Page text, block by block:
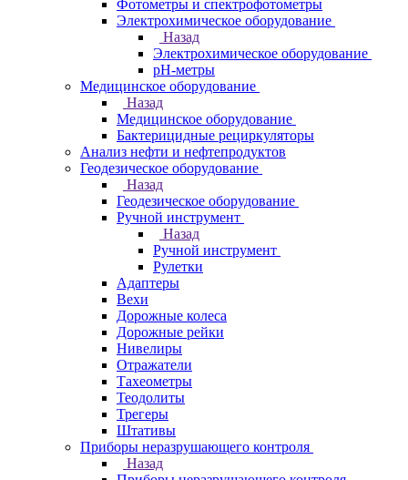
Фотометры и спектрофотометры
Электрохимическое оборудование
Назад
Электрохимическое оборудование
pH-метры
Медицинское оборудование
Назад
Медицинское оборудование
Бактерицидные рециркуляторы
Анализ нефти и нефтепродуктов
Геодезическое оборудование
Назад
Геодезическое оборудование
Ручной инструмент
Назад
Ручной инструмент
Рулетки
Адаптеры
Вехи
Дорожные колеса
Дорожные рейки
Нивелиры
Отражатели
Тахеометры
Теодолиты
Трегеры
Штативы
Приборы неразрушающего контроля
Назад